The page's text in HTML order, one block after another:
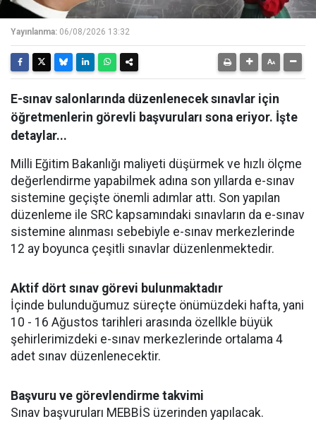
Yayınlanma: 06/08/2026 13:32
E-sınav salonlarında düzenlenecek sınavlar için
öğretmenlerin görevli başvuruları sona eriyor. İşte
detaylar...
Milli Eğitim Bakanlığı maliyeti düşürmek ve hızlı ölçme
değerlendirme yapabilmek adına son yıllarda e-sınav
sistemine geçişte önemli adımlar attı. Son yapılan
düzenleme ile SRC kapsamındaki sınavların da e-sınav
sistemine alınması sebebiyle e-sınav merkezlerinde
12 ay boyunca çeşitli sınavlar düzenlenmektedir.
Aktif dört sınav görevi bulunmaktadır
İçinde bulunduğumuz süreçte önümüzdeki hafta, yani
10 - 16 Ağustos tarihleri arasında özellkle büyük
şehirlerimizdeki e-sınav merkezlerinde ortalama 4
adet sınav düzenlenecektir.
Başvuru ve görevlendirme takvimi
Sınav başvuruları MEBBİS üzerinden yapılacak.